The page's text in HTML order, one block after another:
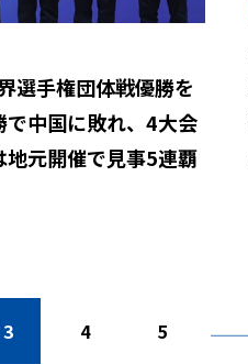
選手権団体戦優勝を
中国に敗れ、4大会
元開催で見事5連覇
3 4 5